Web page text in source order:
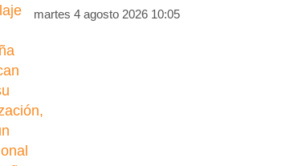
martes 4 agosto 2026 10:05